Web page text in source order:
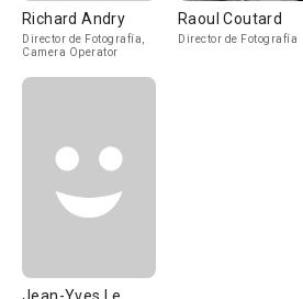
Richard Andry
Director de Fotografía,
Camera Operator
Raoul Coutard
Director de Fotografía